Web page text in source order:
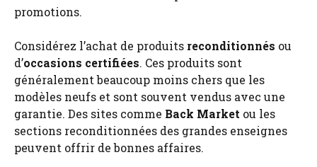
promotions.
Considérez l’achat de produits reconditionnés ou
d’occasions certifiées. Ces produits sont
généralement beaucoup moins chers que les
modèles neufs et sont souvent vendus avec une
garantie. Des sites comme Back Market ou les
sections reconditionnées des grandes enseignes
peuvent offrir de bonnes affaires.